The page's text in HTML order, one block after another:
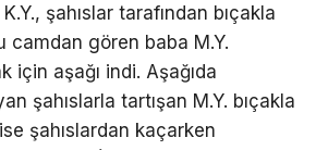
şahıslar tarafından bıçakla
camdan gören baba M.Y.
için aşağı indi. Aşağıda
şahıslarla tartışan M.Y. bıçakla
şahıslardan kaçarken